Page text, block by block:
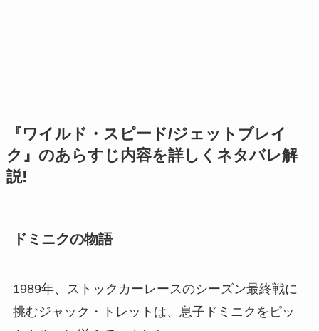
『ワイルド・スピード/ジェットブレイ
ク』のあらすじ内容を詳しくネタバレ解
説!
ドミニクの物語
1989年、ストックカーレースのシーズン最終戦に
挑むジャック・トレットは、息子ドミニクをピッ